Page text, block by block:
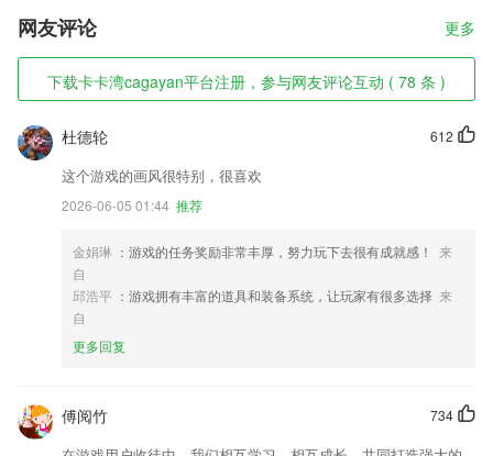
网友评论 更多
下载卡卡湾cagayan平台注册，参与网友评论互动 ( 78 条 )
612
杜德轮
这个游戏的画风很特别，很喜欢
2026-06-05 01:44 推荐
金娟琳 ：游戏的任务奖励非常丰厚，努力玩下去很有成就感！
来
自
邱浩平 ：游戏拥有丰富的道具和装备系统，让玩家有很多选择 来
自
更多回复
734
傅阅竹